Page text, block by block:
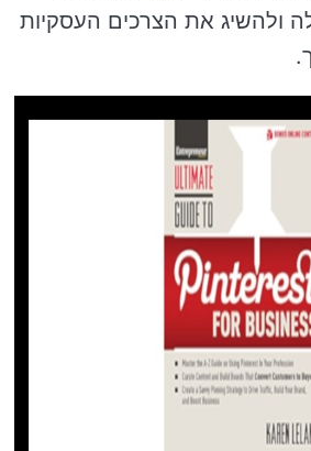
ולהשיג את הצרכים העסקיות